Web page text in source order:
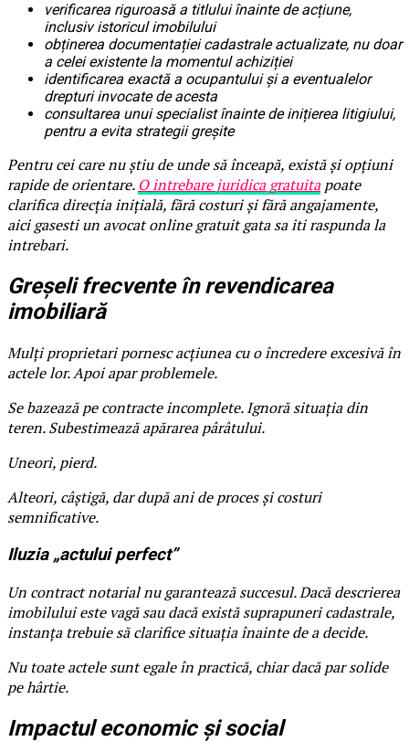
verificarea riguroasă a titlului înainte de acțiune,
inclusiv istoricul imobilului
obținerea documentației cadastrale actualizate, nu doar
a celei existente la momentul achiziției
identificarea exactă a ocupantului și a eventualelor
drepturi invocate de acesta
consultarea unui specialist înainte de inițierea litigiului,
pentru a evita strategii greșite
Pentru cei care nu știu de unde să înceapă, există și opțiuni
rapide de orientare. O intrebare juridica gratuitapoate
clarifica direcția inițială, fără costuri și fără angajamente,
aici gasesti un avocat online gratuit gata sa iti raspunda la
intrebari.
Greșeli frecvente în revendicarea
imobiliară
Mulți proprietari pornesc acțiunea cu o încredere excesivă în
actele lor. Apoi apar problemele.
Se bazează pe contracte incomplete. Ignoră situația din
teren. Subestimează apărarea pârâtului.
Uneori, pierd.
Alteori, câștigă, dar după ani de proces și costuri
semnificative.
Iluzia „actului perfect”
Un contract notarial nu garantează succesul. Dacă descrierea
imobilului este vagă sau dacă există suprapuneri cadastrale,
instanța trebuie să clarifice situația înainte de a decide.
Nu toate actele sunt egale în practică, chiar dacă par solide
pe hârtie.
Impactul economic și social